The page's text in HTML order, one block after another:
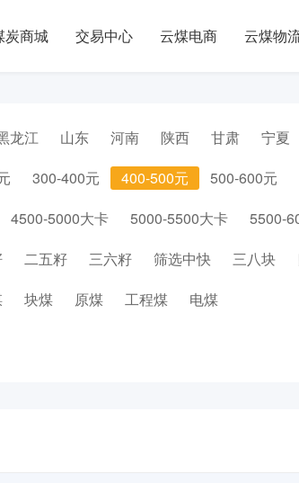
炭商城 交易中心 云煤电商 云煤物
龙江 山东 河南 陕西 甘肃 宁夏
300-400元 400-500元 500-600元
4500-5000大卡 5000-5500大卡 5500-
二五籽 三六籽 筛选中快 三八块
块煤 原煤 工程煤
电煤